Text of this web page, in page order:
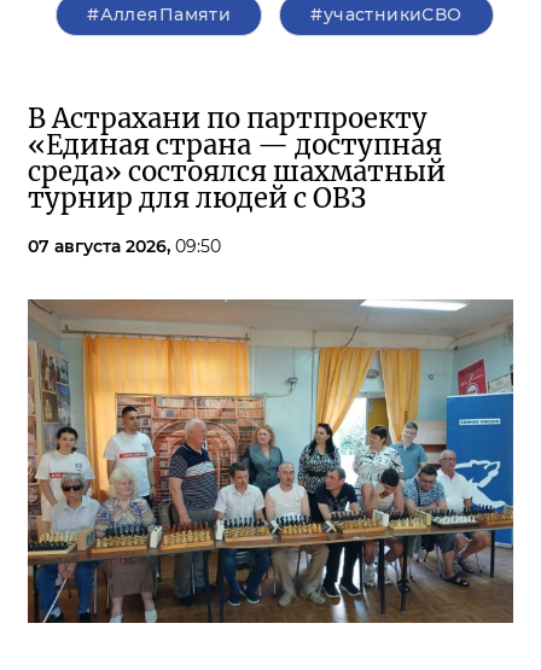
#АллеяПамяти #участникиСВО
В Астрахани по партпроекту
«Единая страна — доступная
среда» состоялся шахматный
турнир для людей с ОВЗ
07 августа 2026, 09:50